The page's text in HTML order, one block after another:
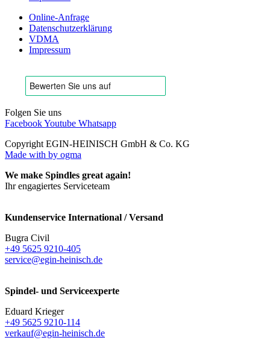
Online-Anfrage
Datenschutzerklärung
VDMA
Impressum
Folgen Sie uns
FacebookYoutube Whatsapp
Copyright EGIN-HEINISCH GmbH & Co. KG
Made with by ogma
We make Spindles great again!
Ihr engagiertes Serviceteam
Kundenservice International / Versand
Bugra Civil
+49 5625 9210-405
service@egin-heinisch.de
Spindel- und Serviceexperte
Eduard Krieger
+49 5625 9210-114
verkauf@egin-heinisch.de